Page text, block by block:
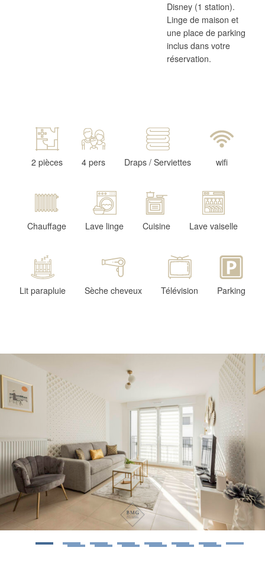
Disney (1 station).
Linge de maison et
une place de parking
inclus dans votre
réservation.
2 pièces 4 pers Draps / Serviettes wifi
Chauffage Lave linge Cuisine Lave vaiselle
Lit parapluie Sèche cheveux Télévision Parking
1 2 3 4 5 6 7 8
9 10 11 12 13 14